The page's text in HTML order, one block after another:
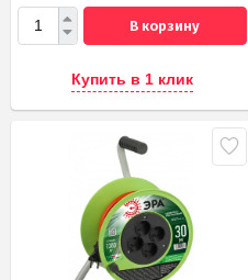
В корзину
Купить в 1 клик